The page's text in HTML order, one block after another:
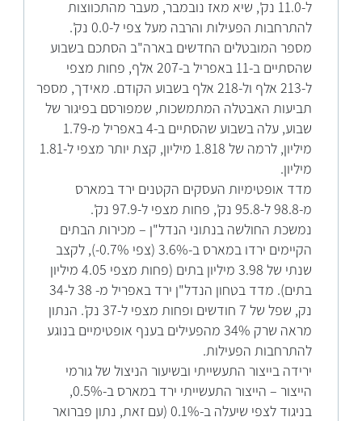
ל-11.0 נק', שיא מאז נובמבר, מעבר מהתכווצות
להתרחבות הפעילות והרבה מעל צפי ל-0.0 נק'.
מספר המובטלים החדשים בארה"ב הסתכם בשבוע
שהסתיים ב-11 באפריל ב-207 אלף, פחות מצפי
ל-213 אלף ול-218 אלף בשבוע הקודם. מאידך, מספר
תביעות האבטלה המתמשכות, שמפורסם בפיגור של
שבוע, עלה בשבוע שהסתיים ב-4 באפריל מ-1.79
מיליון, לרמה של 1.818 מיליון, קצת יותר מצפי ל-1.81
מיליון.
מדד אופטימיות העסקים הקטנים ירד במארס
מ-98.8 ל-95.8 נק', פחות מצפי ל-97.9 נק'.
נמשכת החולשה בנתוני הנדל"ן – מכירות הבתים
הקיימים ירדו במארס ב-3.6% (צפי 0.7%-), לקצב
שנתי של 3.98 מיליון בתים (פחות מצפי 4.05 מיליון
בתים). מדד בטחון הנדל"ן ירד באפריל מ- 38 ל-34
נק, שפל של 7 חודשים ופחות מצפי ל-37 נק'. הנתון
מראה שרק 34% מהפעילים בענף אופטימיים בנוגע
להתרחבות הפעילות.
ירידה בייצור התעשייתי ובשיעור הניצול של גורמי
הייצור – הייצור התעשייתי ירד במארס ב-0.5%,
בניגוד לצפי שיעלה ב-0.1% (עם זאת, נתון פברואר